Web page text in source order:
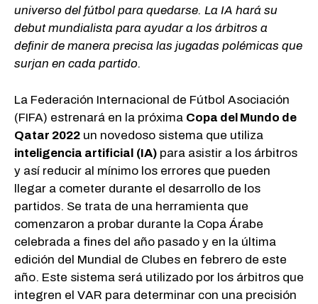
universo del fútbol para quedarse. La IA hará su
debut mundialista para ayudar a los árbitros a
definir de manera precisa las jugadas polémicas que
surjan en cada partido.
La Federación Internacional de Fútbol Asociación
(FIFA) estrenará en la próxima Copa del Mundo de
Qatar 2022 un novedoso sistema que utiliza
inteligencia artificial (IA) para asistir a los árbitros
y así reducir al mínimo los errores que pueden
llegar a cometer durante el desarrollo de los
partidos. Se trata de una herramienta que
comenzaron a probar durante la Copa Árabe
celebrada a fines del año pasado y en la última
edición del Mundial de Clubes en febrero de este
año. Este sistema será utilizado por los árbitros que
integren el VAR para determinar con una precisión